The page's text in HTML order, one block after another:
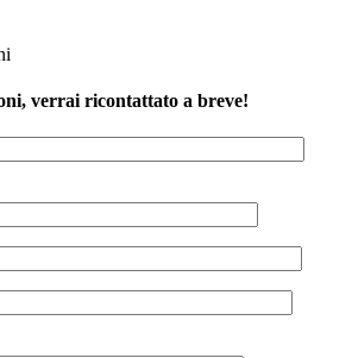
verrai ricontattato a breve!